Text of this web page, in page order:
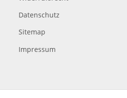
Datenschutz
Sitemap
Impressum